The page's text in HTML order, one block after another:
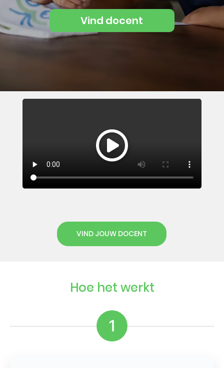
Vind docent
VIND JOUW DOCENT
Hoe het werkt
1